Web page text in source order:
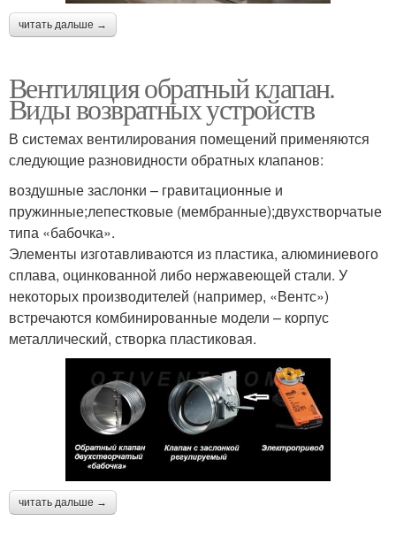
читать дальше →
Вентиляция обратный клапан.
Виды возвратных устройств
В системах вентилирования помещений применяются
следующие разновидности обратных клапанов:
воздушные заслонки – гравитационные и
пружинные;лепестковые (мембранные);двухстворчатые
типа «бабочка».
Элементы изготавливаются из пластика, алюминиевого
сплава, оцинкованной либо нержавеющей стали. У
некоторых производителей (например, «Вентс»)
встречаются комбинированные модели – корпус
металлический, створка пластиковая.
читать дальше →